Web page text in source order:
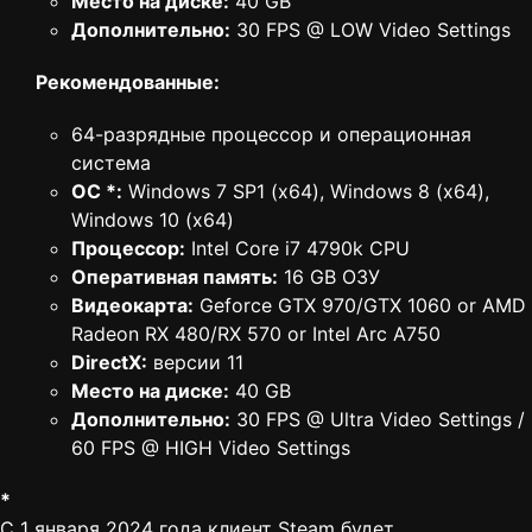
Дополнительно: 30 FPS @ LOW Video Settings
Рекомендованные:
64-разрядные процессор и операционная
система
ОС *: Windows 7 SP1 (x64), Windows 8 (x64),
Windows 10 (x64)
Процессор: Intel Core i7 4790k CPU
Оперативная память: 16 GB ОЗУ
Видеокарта: Geforce GTX 970/GTX 1060 or AMD
Radeon RX 480/RX 570 or Intel Arc A750
DirectX: версии 11
Место на диске: 40 GB
Дополнительно: 30 FPS @ Ultra Video Settings /
60 FPS @ HIGH Video Settings
*